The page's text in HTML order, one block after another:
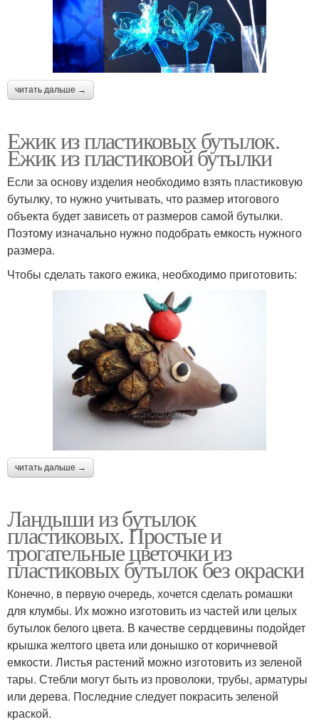
читать дальше →
Ежик из пластиковых бутылок.
Ежик из пластиковой бутылки
Если за основу изделия необходимо взять пластиковую
бутылку, то нужно учитывать, что размер итогового
объекта будет зависеть от размеров самой бутылки.
Поэтому изначально нужно подобрать емкость нужного
размера.
Чтобы сделать такого ежика, необходимо приготовить:
читать дальше →
Ландыши из бутылок
пластиковых. Простые и
трогательные цветочки из
пластиковых бутылок без окраски
Конечно, в первую очередь, хочется сделать ромашки
для клумбы. Их можно изготовить из частей или целых
бутылок белого цвета. В качестве сердцевины подойдет
крышка желтого цвета или донышко от коричневой
емкости. Листья растений можно изготовить из зеленой
тары. Стебли могут быть из проволоки, трубы, арматуры
или дерева. Последние следует покрасить зеленой
краской.